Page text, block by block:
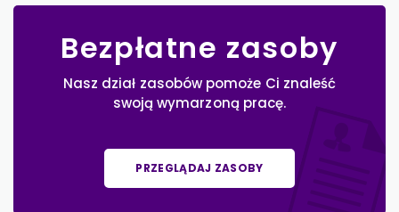
Bezpłatne zasoby
Nasz dział zasobów pomoże Ci znaleść
swoją wymarzoną pracę.
PRZEGLĄDAJ ZASOBY